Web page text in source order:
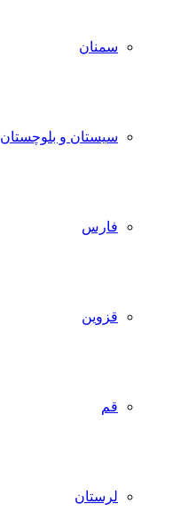
سمنان
سیستان و بلوچستان
فارس
قزوین
قم
لرستان